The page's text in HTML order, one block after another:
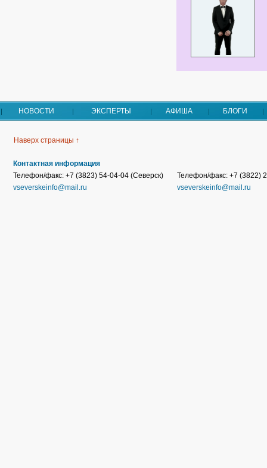
НОВОСТИ ЭКСПЕРТЫ АФИША БЛОГИ
Наверх страницы ↑
Контактная информация
Телефон/факс: +7 (3823) 54-04-04 (Северск)
vseverskeinfo@mail.ru
Телефон/факс: +7 (3822)
vseverskeinfo@mail.ru